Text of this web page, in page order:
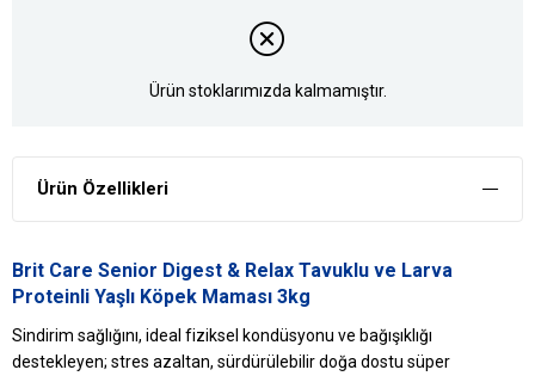
Ürün stoklarımızda kalmamıştır.
Ürün Özellikleri
Brit Care Senior Digest & Relax Tavuklu ve Larva
Proteinli Yaşlı Köpek Maması 3kg
Sindirim sağlığını, ideal fiziksel kondüsyonu ve bağışıklığı
destekleyen; stres azaltan, sürdürülebilir doğa dostu süper